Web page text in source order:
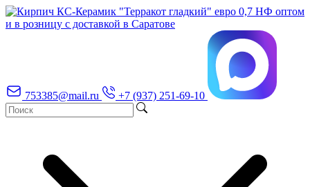
753385@mail.ru +7 (937) 251-69-10